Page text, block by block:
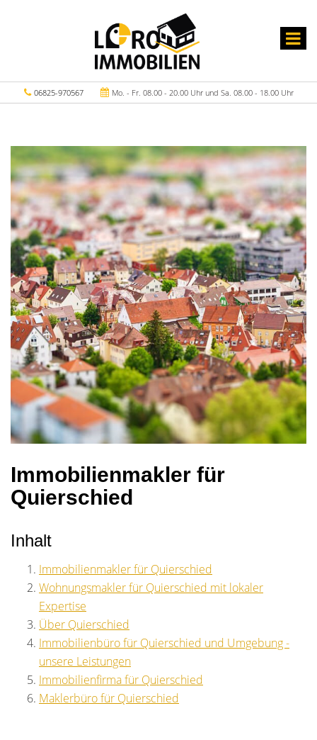
06825-970567 Mo. - Fr. 08.00 - 20.00 Uhr und Sa. 08.00 - 18.00 Uhr
Immobilienmakler für
Quierschied
Inhalt
Immobilienmakler für Quierschied
Wohnungsmakler für Quierschied mit lokaler
Expertise
Über Quierschied
Immobilienbüro für Quierschied und Umgebung -
unsere Leistungen
Immobilienfirma für Quierschied
Maklerbüro für Quierschied